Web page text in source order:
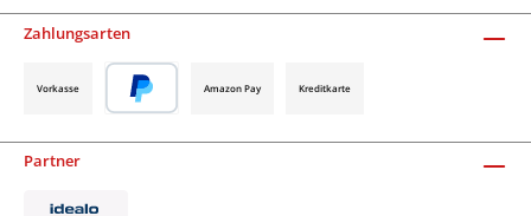
Zahlungsarten
Vorkasse Amazon Pay Kreditkarte
Partner